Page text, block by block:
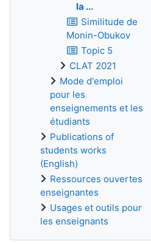
la ...
Similitude de
Monin-Obukov
Topic 5
CLAT 2021
Mode d'emploi
pour les
enseignements et les
étudiants
Publications of
students works
(English)
Ressources ouvertes
enseignantes
Usages et outils pour
les enseignants